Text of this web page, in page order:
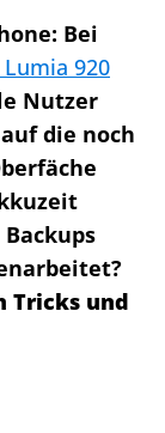
Bei
920
Nutzer
die noch
Tricks und